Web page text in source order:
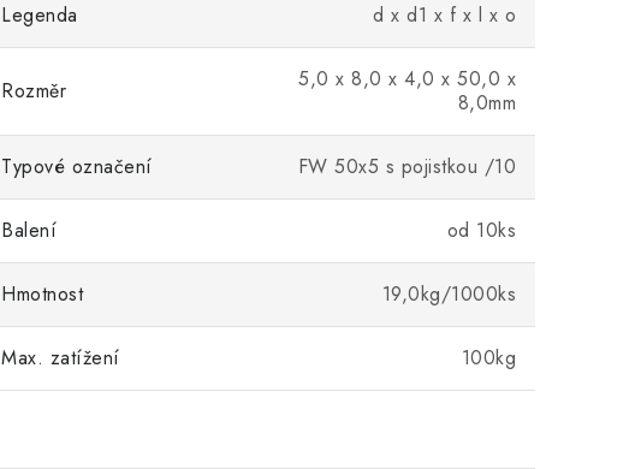
Legenda d x d1 x f x l x o
Rozměr
5,0 x 8,0 x 4,0 x 50,0 x
8,0mm
Typové označení FW 50x5 s pojistkou /10
Balení od 10ks
Hmotnost 19,0kg/1000ks
Max. zatížení 100kg